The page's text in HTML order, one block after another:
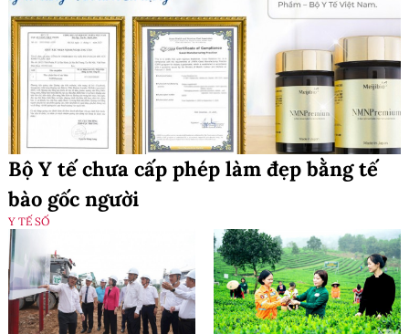
Bộ Y tế chưa cấp phép làm đẹp bằng tế
bào gốc người
Y TẾ SỐ